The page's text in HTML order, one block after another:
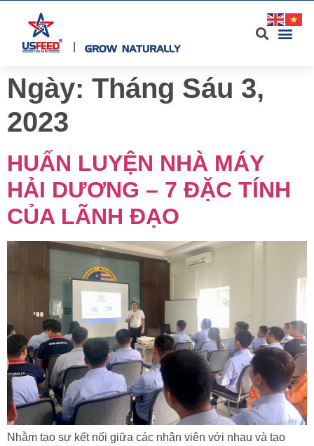
Ngày: Tháng Sáu 3,
2023
HUẤN LUYỆN NHÀ MÁY
HẢI DƯƠNG – 7 ĐẶC TÍNH
CỦA LÃNH ĐẠO
Nhằm tạo sự kết nối giữa các nhân viên với nhau và tạo